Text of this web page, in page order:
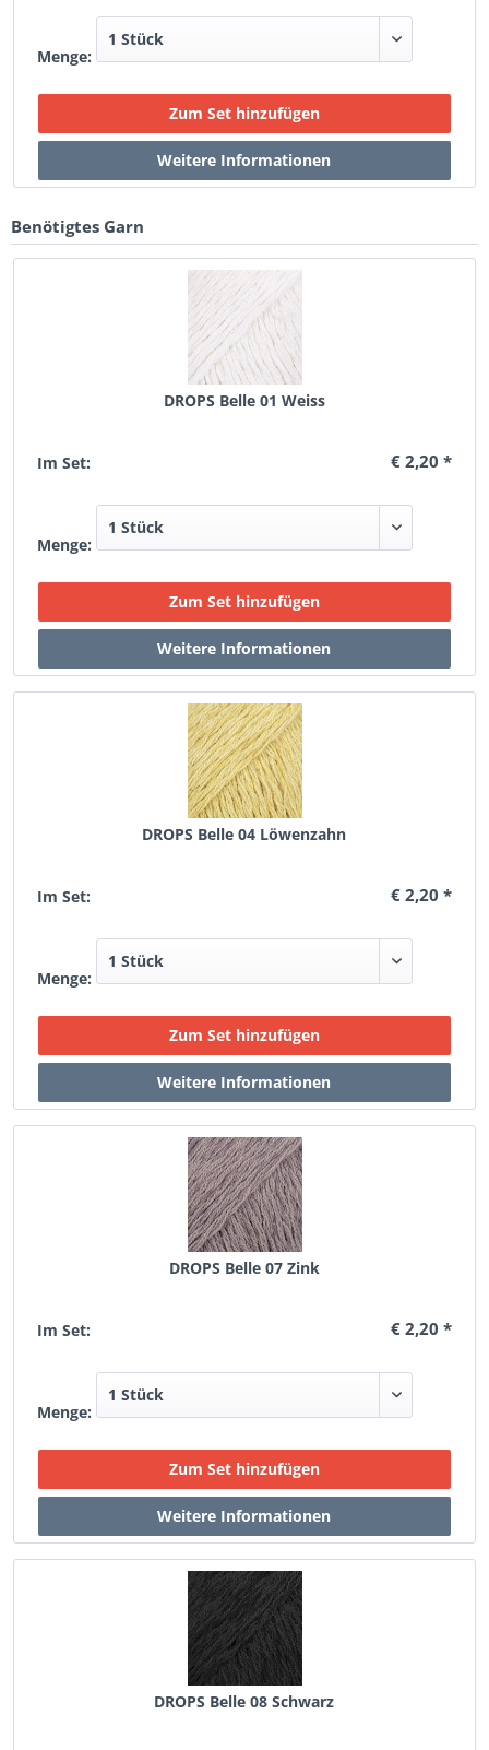
Menge:
Benötigtes Garn
DROPS Belle 01 Weiss
Im Set: € 2,20 *
Menge:
DROPS Belle 04 Löwenzahn
Im Set: € 2,20 *
Menge:
DROPS Belle 07 Zink
Im Set: € 2,20 *
Menge:
DROPS Belle 08 Schwarz